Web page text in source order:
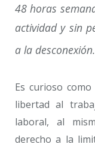
48 horas
actividad y sin
a la
Es curioso
libertad al
laboral, al
derecho a la